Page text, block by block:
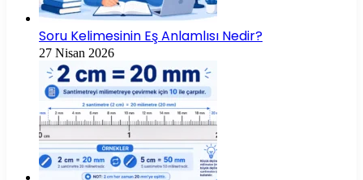
Soru Kelimesinin Eş Anlamlısı Nedir?
27 Nisan 2026